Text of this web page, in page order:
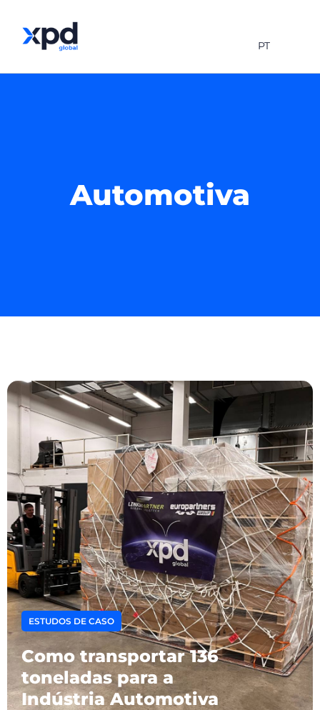
PT
Automotiva
ESTUDOS DE CASO
Como transportar 136
toneladas para a
Indústria Automotiva